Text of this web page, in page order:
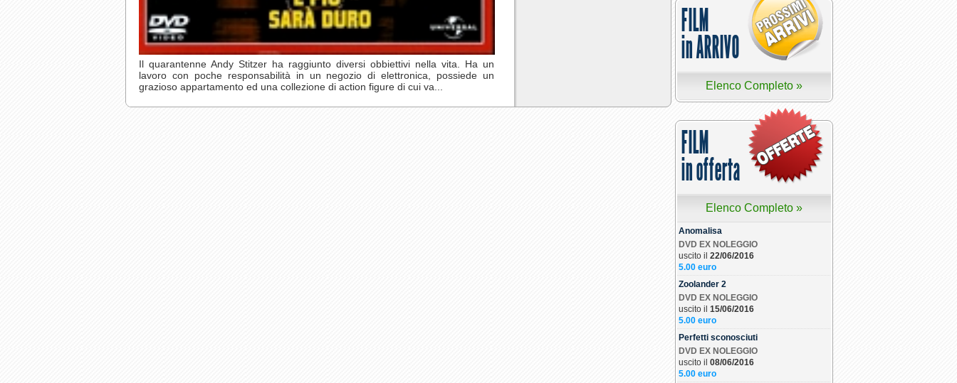
Il quarantenne Andy Stitzer ha raggiunto diversi obbiettivi nella vita. Ha un
lavoro con poche responsabilità in un negozio di elettronica, possiede un
grazioso appartamento ed una collezione di action figure di cui va...
FILM
in ARRIVO
Elenco Completo »
FILM
in offerta
Elenco Completo »
Anomalisa
DVD EX NOLEGGIO
uscito il 22/06/2016
5.00 euro
Zoolander 2
DVD EX NOLEGGIO
uscito il 15/06/2016
5.00 euro
Perfetti sconosciuti
DVD EX NOLEGGIO
uscito il 08/06/2016
5.00 euro